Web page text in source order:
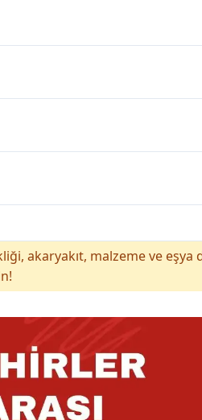
akaryakıt, malzeme ve eşya